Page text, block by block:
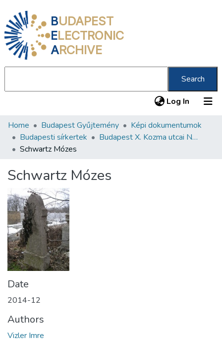
BUDAPEST
ELECTRONIC
ARCHIVE
Search
Log In (current)
Communities & Collections
All of DSpace
About us
Home Budapest Gyűjtemény
Képi dokumentumok
Budapesti sírkertek
Budapest X. Kozma utcai Neológ Zsidó Temető
Schwartz Mózes
Schwartz Mózes
Date
2014-12
Authors
Vizler Imre